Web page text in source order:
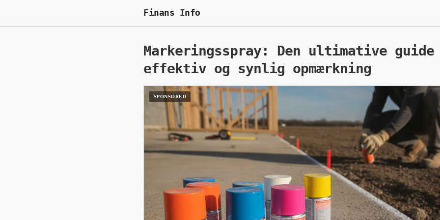
Finans Info
Markeringsspray: Den ultimative
effektiv og synlig opmærkning